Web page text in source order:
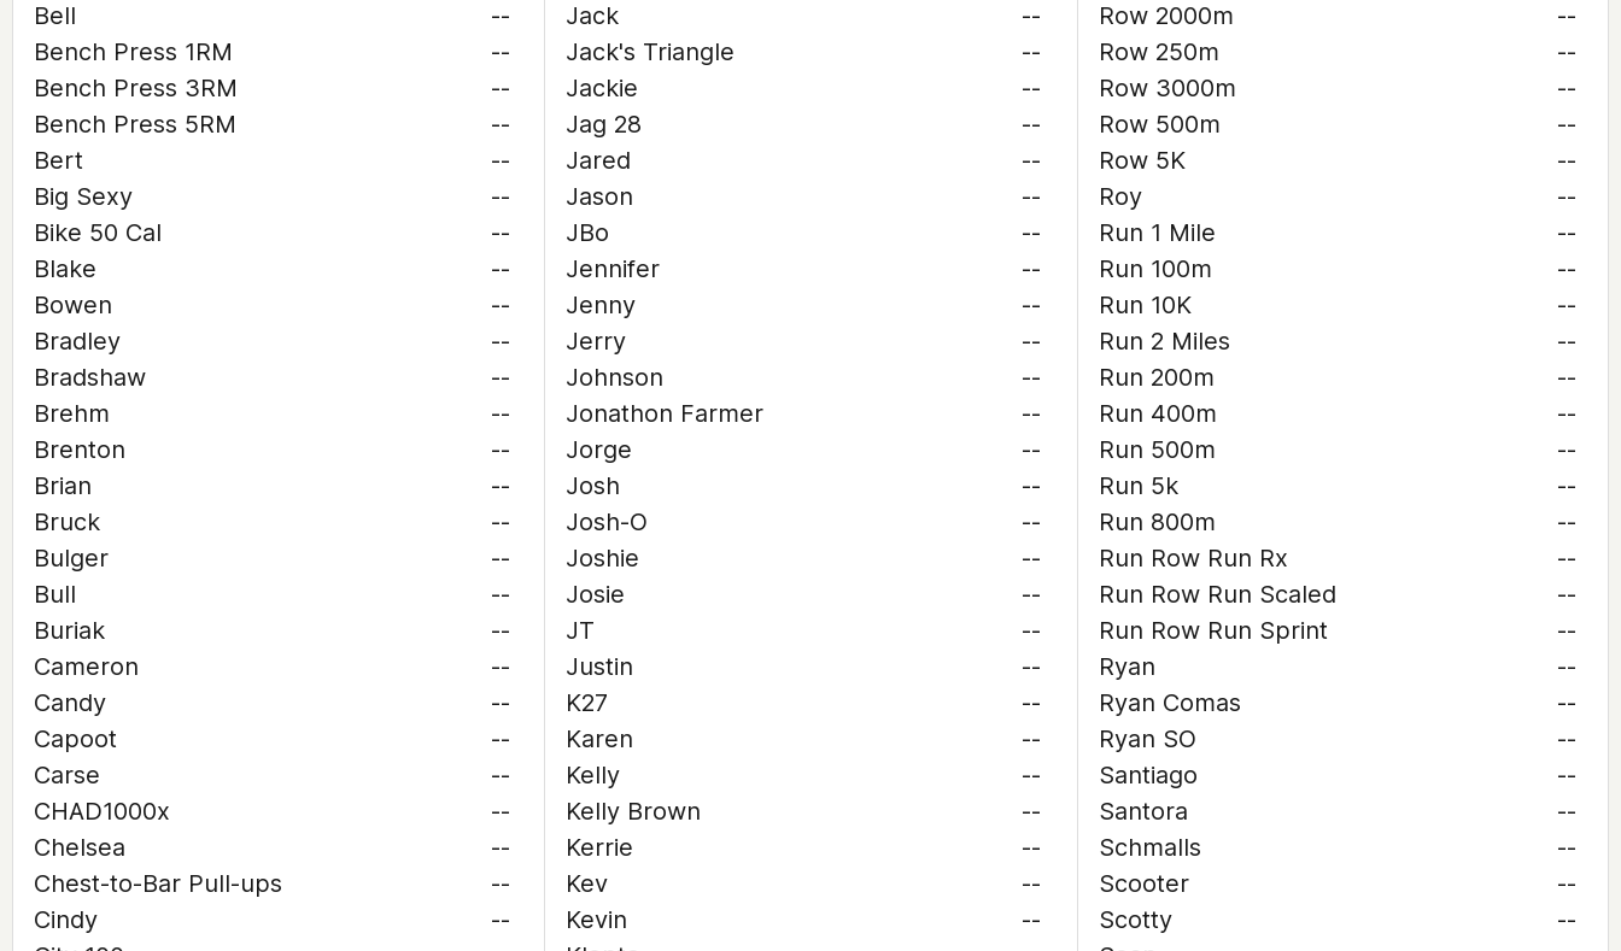
Bell
--
Bench Press 1RM
--
Bench Press 3RM
--
Bench Press 5RM
--
Bert
--
Big Sexy
--
Bike 50 Cal
--
Blake
--
Bowen
--
Bradley
--
Bradshaw
--
Brehm
--
Brenton
--
Brian
--
Bruck
--
Bulger
--
Bull
--
Buriak
--
Cameron
--
Candy
--
Capoot
--
Carse
--
CHAD1000x
--
Chelsea
--
Chest-to-Bar Pull-ups
--
Cindy
--
Jack
--
Jack's Triangle
--
Jackie
--
Jag 28
--
Jared
--
Jason
--
JBo
--
Jennifer
--
Jenny
--
Jerry
--
Johnson
--
Jonathon Farmer
--
Jorge
--
Josh
--
Josh-O
--
Joshie
--
Josie
--
JT
--
Justin
--
K27
--
Karen
--
Kelly
--
Kelly Brown
--
Kerrie
--
Kev
--
Kevin
--
Row 2000m
--
Row 250m
--
Row 3000m
--
Row 500m
--
Row 5K
--
Roy
--
Run 1 Mile
--
Run 100m
--
Run 10K
--
Run 2 Miles
--
Run 200m
--
Run 400m
--
Run 500m
--
Run 5k
--
Run 800m
--
Run Row Run Rx
--
Run Row Run Scaled
--
Run Row Run Sprint
--
Ryan
--
Ryan Comas
--
Ryan SO
--
Santiago
--
Santora
--
Schmalls
--
Scooter
--
Scotty
--